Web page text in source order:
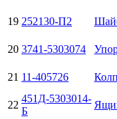
19 252130-П2
20 3741-5303074
21 11-405726
22
451Д-5303014-
Б